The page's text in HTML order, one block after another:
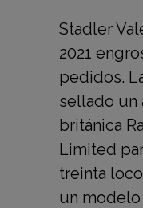
Stadler
2021
pedidos.
sellado un
británica
Limited
treinta
un modelo